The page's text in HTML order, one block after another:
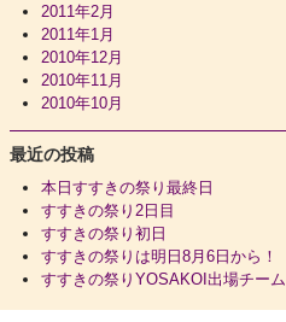
2011年2月
2011年1月
2010年12月
2010年11月
2010年10月
最近の投稿
本日すすきの祭り最終日
すすきの祭り2日目
すすきの祭り初日
すすきの祭りは明日8月6日から！
すすきの祭りYOSAKOI出場チーム